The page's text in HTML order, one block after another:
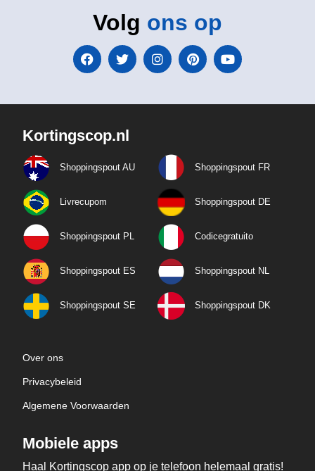
Volg ons op
Kortingscop.nl
Shoppingspout AU Shoppingspout FR
Livrecupom Shoppingspout DE
Shoppingspout PL Codicegratuito
Shoppingspout ES Shoppingspout NL
Shoppingspout SE Shoppingspout DK
Over ons
Privacybeleid
Algemene Voorwaarden
Mobiele apps
Haal Kortingscop app op je telefoon helemaal gratis!